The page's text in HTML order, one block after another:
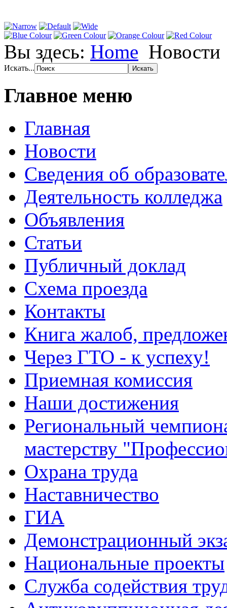
Вы здесь: Home Новости
Искать...
Главное меню
Главная
Новости
Сведения об
Деятельность колледжа
Объявления
Статьи
Публичный доклад
Схема проезда
Контакты
Книга жалоб,
Через ГТО - к успеху!
Приемная комиссия
Наши достижения
Региональный
мастерству
Охрана труда
Наставничество
ГИА
Демонстрационный
Национальные проекты
Служба содействия